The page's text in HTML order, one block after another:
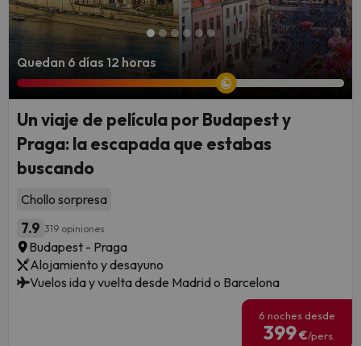
existen campings con bungalows de lujo, piscinas, spas e
incluso animación infantil, perfectos para disfrutar de la
naturaleza sin renunciar al confort.
Para los aventureros:
Si te apasionan las actividades
al aire libre, muchos campings organizan rutas de
senderismo, kayak, surf o ciclismo. En destinos como
Asturias, Huesca o el Algarve, puedes combinar tu
estancia con experiencias únicas en la naturaleza.
Quedan 6 días 12 horas
Un viaje de película por Budapest y
Praga: la escapada que estabas
buscando
Chollo sorpresa
7.9 319 opiniones
Budapest - Praga
Alojamiento y desayuno
Vuelos ida y vuelta desde Madrid o Barcelona
6 noches desde
399€/pers.